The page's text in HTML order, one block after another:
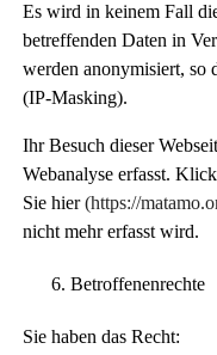
Es wird in keinem Fall
betreffenden Daten in
werden anonymisiert, so
(IP-Masking).
Ihr Besuch dieser
Webanalyse erfasst.
Siehier (https://
nicht mehr erfasst wird.
Betroffenenrechte
Sie haben das Recht: